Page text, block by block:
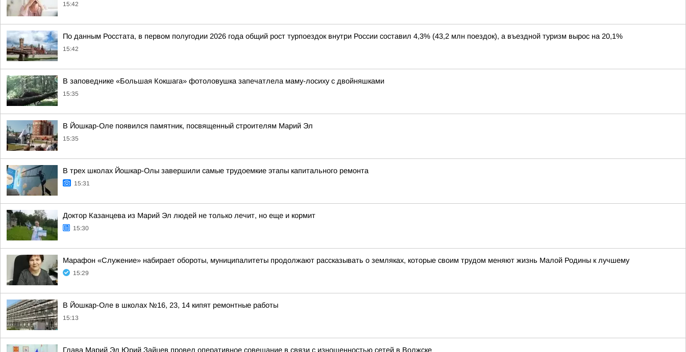
15:42
По данным Росстата, в первом полугодии 2026 года общий рост турпоездок внутри России составил 4,3% (43,2 млн поездок), а въездной туризм вырос на 20,1%
15:42
В заповеднике «Большая Кокшага» фотоловушка запечатлела маму-лосиху с двойняшками
15:35
В Йошкар-Оле появился памятник, посвященный строителям Марий Эл
15:35
В трех школах Йошкар-Олы завершили самые трудоемкие этапы капитального ремонта
15:31
Доктор Казанцева из Марий Эл людей не только лечит, но еще и кормит
15:30
Марафон «Служение» набирает обороты, муниципалитеты продолжают рассказывать о земляках, которые своим трудом меняют жизнь Малой Родины к лучшему
15:29
В Йошкар-Оле в школах №16, 23, 14 кипят ремонтные работы
15:13
Глава Марий Эл Юрий Зайцев провел оперативное совещание в связи с изношенностью сетей в Волжске